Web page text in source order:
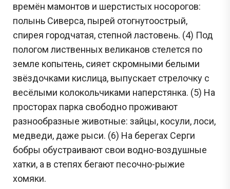
времён мамонтов и шерстистых носорогов:
полынь Сиверса, пырей отогнутоострый,
спирея городчатая, степной ластовень. (4) Под
пологом лиственных великанов стелется по
земле копытень, сияет скромными белыми
звёздочками кислица, выпускает стрелочку с
весёлыми колокольчиками наперстянка. (5) На
просторах парка свободно проживают
разнообразные животные: зайцы, косули, лоси,
медведи, даже рыси. (6) На берегах Серги
бобры обустраивают свои водно-воздушные
хатки, а в степях бегают песочно-рыжие
хомяки.